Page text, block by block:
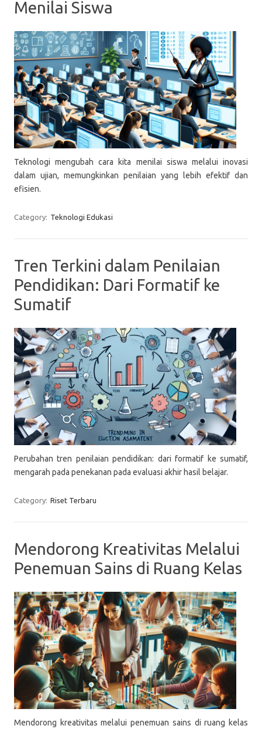
Menilai Siswa
Teknologi mengubah cara kita menilai siswa melalui inovasi
dalam ujian, memungkinkan penilaian yang lebih efektif dan
efisien.
Category: Teknologi Edukasi
Tren Terkini dalam Penilaian
Pendidikan: Dari Formatif ke
Sumatif
Perubahan tren penilaian pendidikan: dari formatif ke sumatif,
mengarah pada penekanan pada evaluasi akhir hasil belajar.
Category: Riset Terbaru
Mendorong Kreativitas Melalui
Penemuan Sains di Ruang Kelas
Mendorong kreativitas melalui penemuan sains di ruang kelas